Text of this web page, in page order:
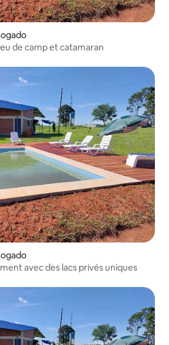
de camp et catamaran
avec des lacs privés uniques